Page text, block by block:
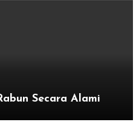
Secara Alami